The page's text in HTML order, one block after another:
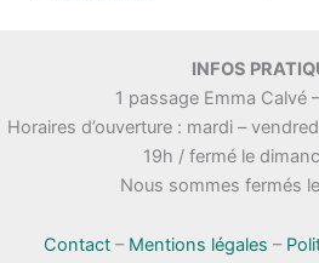
INFOS
1 passage Emma Calvé
Horaires d’ouverture : mardi –
19h / fermé le
Nous sommes fermés
Contact– Mentions légales –